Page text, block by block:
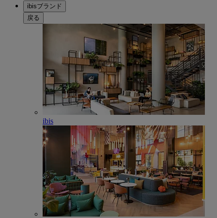
ibisブランド
戻る
ibis